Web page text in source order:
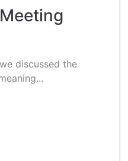
discussed the